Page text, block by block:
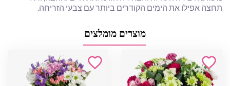
תחצה אפילו את הימים הקודרים ביותר עם צבעי הזריחה.
מוצרים מומלצים